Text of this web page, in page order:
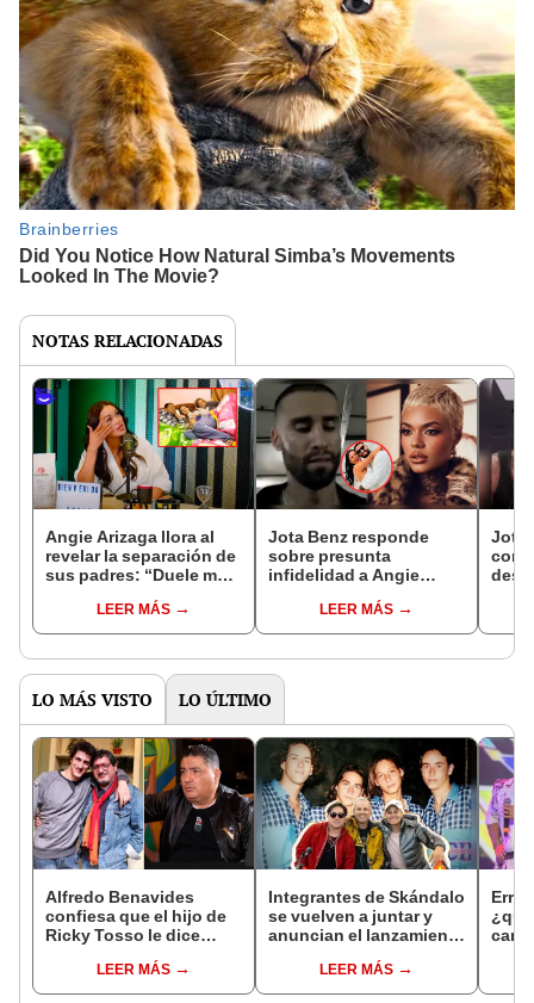
NOTAS RELACIONADAS
Angie Arizaga llora al
revelar la separación de
sus padres: “Duele más
LEER MÁS
Jota Benz responde
sobre presunta
infidelidad a Angie
que expuso noche
íntima: "Tengo una
LEER MÁS
Jota
LO MÁS VISTO LO ÚLTIMO
Alfredo Benavides
confiesa que el hijo de
Ricky Tosso le dice
con la expareja del
fallecido actor:
LEER MÁS
Integrantes de Skándalo
se vuelven a juntar y
anuncian el lanzamiento
tengo dinero’
LEER MÁS